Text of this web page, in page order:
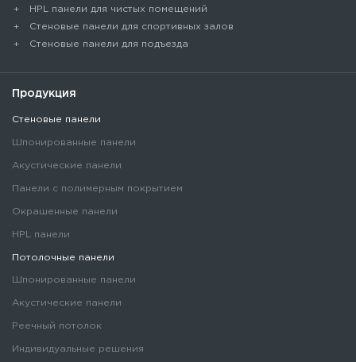
HPL панели для чистых помещений
Стеновые панели для спортивных залов
Стеновые панели для подъезда
Продукция
Стеновые панели
Шпонированные панели
Акустические панели
Панели с полимерным покрытием
Окрашенные панели
HPL панели
Потолочные панели
Шпонированные панели
Акустические панели
Реечный потолок
Индивидуальные решения